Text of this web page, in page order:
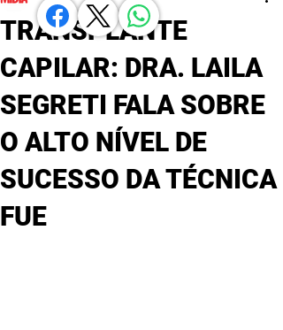
TRANSPLANTE
CAPILAR: DRA. LAILA
SEGRETI FALA SOBRE
O ALTO NÍVEL DE
SUCESSO DA TÉCNICA
FUE